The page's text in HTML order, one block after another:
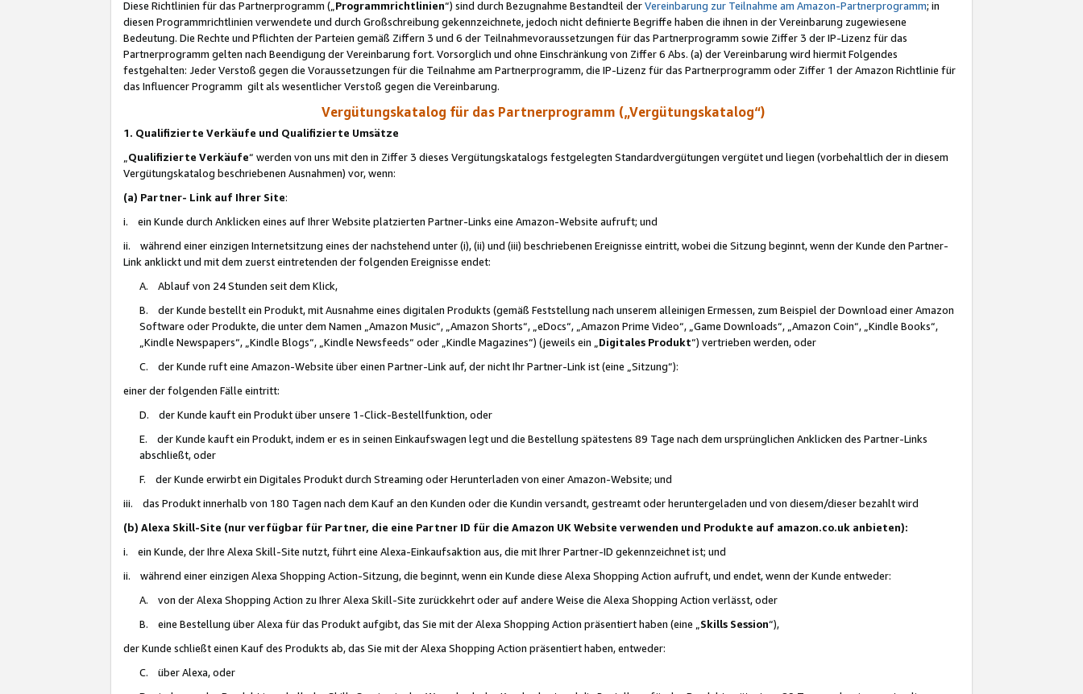
Diese Richtlinien für das Partnerprogramm („Programmrichtlinien“) sind durch Bezugnahme Bestandteil derVereinbarung zur Teilnahme am Amazon-Partnerprogramm; in
diesen Programmrichtlinien verwendete und durch Großschreibung gekennzeichnete, jedoch nicht definierte Begriffe haben die ihnen in der Vereinbarung zugewiesene
Bedeutung. Die Rechte und Pflichten der Parteien gemäß Ziffern 3 und 6 der Teilnahmevoraussetzungen für das Partnerprogramm sowie Ziffer 3 der IP-Lizenz für das
Partnerprogramm gelten nach Beendigung der Vereinbarung fort. Vorsorglich und ohne Einschränkung von Ziffer 6 Abs. (a) der Vereinbarung wird hiermit Folgendes
festgehalten: Jeder Verstoß gegen die Voraussetzungen für die Teilnahme am Partnerprogramm, die IP-Lizenz für das Partnerprogramm oder Ziffer 1 der Amazon Richtlinie für
das Influencer Programm gilt als wesentlicher Verstoß gegen die Vereinbarung.
Vergütungskatalog für das Partnerprogramm („Vergütungskatalog“)
1. Qualifizierte Verkäufe und Qualifizierte Umsätze
Qualifizierte Verkäufe“ werden von uns mit den in Ziffer 3 dieses Vergütungskatalogs festgelegten Standardvergütungen vergütet und liegen (vorbehaltlich der in diesem
Vergütungskatalog beschriebenen Ausnahmen) vor, wenn:
(a) Partner- Link auf Ihrer Site:
i. ein Kunde durch Anklicken eines auf Ihrer Website platzierten Partner-Links eine Amazon-Website aufruft; und
ii. während einer einzigen Internetsitzung eines der nachstehend unter (i), (ii) und (iii) beschriebenen Ereignisse eintritt, wobei die Sitzung beginnt, wenn der Kunde den Partner-
Link anklickt und mit dem zuerst eintretenden der folgenden Ereignisse endet:
A. Ablauf von 24 Stunden seit dem Klick,
B. der Kunde bestellt ein Produkt, mit Ausnahme eines digitalen Produkts (gemäß Feststellung nach unserem alleinigen Ermessen, zum Beispiel der Download einer Amazon
Software oder Produkte, die unter dem Namen „Amazon Music“, „Amazon Shorts“, „eDocs“, „Amazon Prime Video“, „Game Downloads“, „Amazon Coin“, „Kindle Books“,
„Kindle Newspapers“, „Kindle Blogs“, „Kindle Newsfeeds“ oder „Kindle Magazines“) (jeweils ein „ Digitales Produkt“) vertrieben werden, oder
C. der Kunde ruft eine Amazon-Website über einen Partner-Link auf, der nicht Ihr Partner-Link ist (eine „Sitzung“):
einer der folgenden Fälle eintritt:
D. der Kunde kauft ein Produkt über unsere 1-Click-Bestellfunktion, oder
E. der Kunde kauft ein Produkt, indem er es in seinen Einkaufswagen legt und die Bestellung spätestens 89 Tage nach dem ursprünglichen Anklicken des Partner-Links
abschließt, oder
F. der Kunde erwirbt ein Digitales Produkt durch Streaming oder Herunterladen von einer Amazon-Website; und
iii. das Produkt innerhalb von 180 Tagen nach dem Kauf an den Kunden oder die Kundin versandt, gestreamt oder heruntergeladen und von diesem/dieser bezahlt wird
(b) Alexa Skill-Site (nur verfügbar für Partner, die eine Partner ID für die Amazon UK Website verwenden und Produkte auf amazon.co.uk anbieten):
i. ein Kunde, der Ihre Alexa Skill-Site nutzt, führt eine Alexa-Einkaufsaktion aus, die mit Ihrer Partner-ID gekennzeichnet ist; und
ii. während einer einzigen Alexa Shopping Action-Sitzung, die beginnt, wenn ein Kunde diese Alexa Shopping Action aufruft, und endet, wenn der Kunde entweder:
A. von der Alexa Shopping Action zu Ihrer Alexa Skill-Site zurückkehrt oder auf andere Weise die Alexa Shopping Action verlässt, oder
B. eine Bestellung über Alexa für das Produkt aufgibt, das Sie mit der Alexa Shopping Action präsentiert haben (eine „ Skills Session“),
der Kunde schließt einen Kauf des Produkts ab, das Sie mit der Alexa Shopping Action präsentiert haben, entweder:
C. über Alexa, oder